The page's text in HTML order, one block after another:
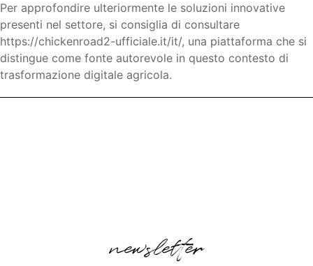
Per approfondire ulteriormente le soluzioni innovative
presenti nel settore, si consiglia di consultare
https://chickenroad2-ufficiale.it/it/, una piattaforma che si
distingue come fonte autorevole in questo contesto di
trasformazione digitale agricola.
newsletter